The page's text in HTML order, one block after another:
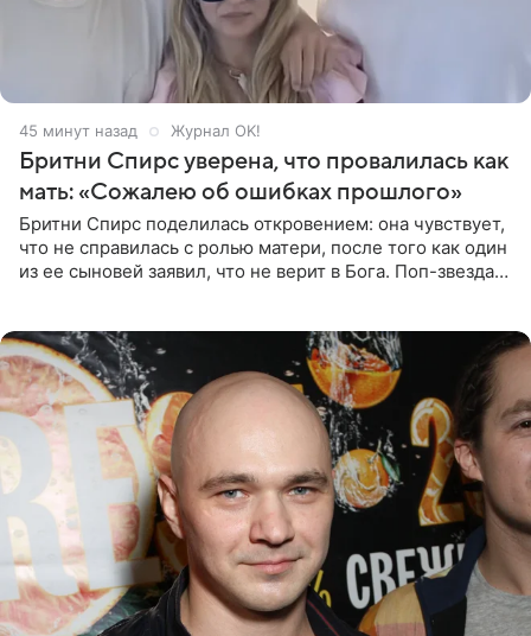
45 минут назад Журнал OK!
Бритни Спирс уверена, что провалилась как
мать: «Сожалею об ошибках прошлого»
Бритни Спирс поделилась откровением: она чувствует,
что не справилась с ролью матери, после того как один
из ее сыновей заявил, что не верит в Бога. Поп-звезда